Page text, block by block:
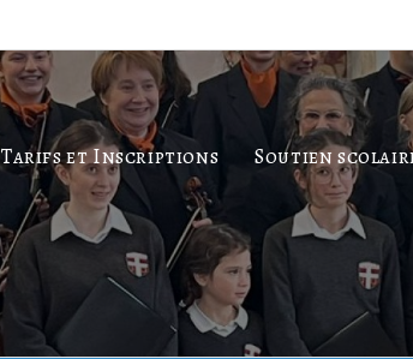
Tarifs et Inscriptions Soutien